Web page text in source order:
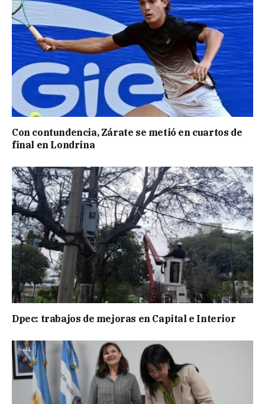
Con contundencia, Zárate se metió en cuartos de
final en Londrina
Dpec: trabajos de mejoras en Capital e Interior